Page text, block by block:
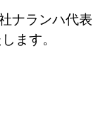
ナランハ代表
ます。